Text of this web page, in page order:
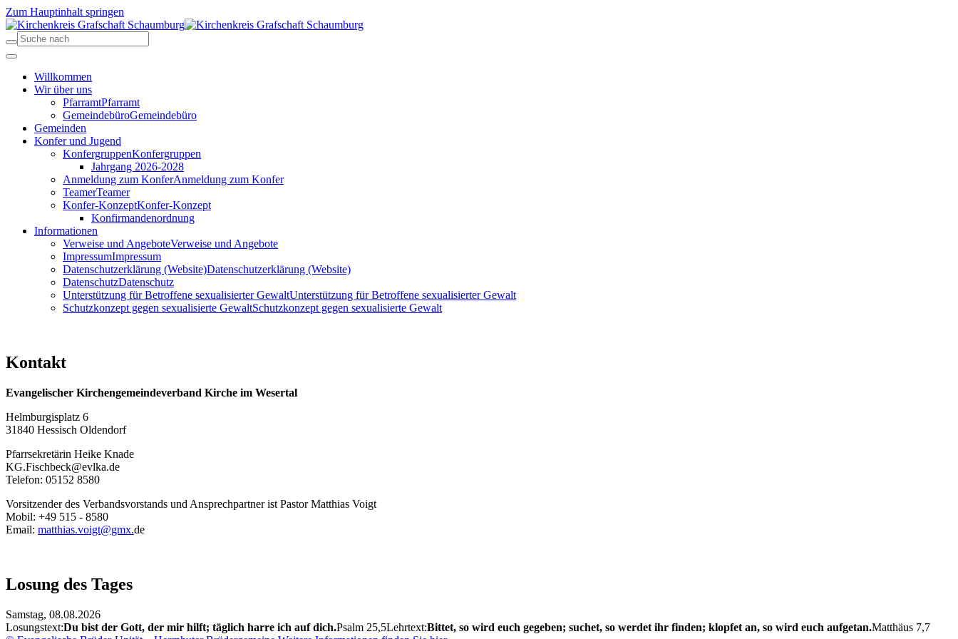
Zum Hauptinhalt springen
Willkommen
Wir über uns
PfarramtPfarramt
GemeindebüroGemeindebüro
Gemeinden
Konfer und Jugend
KonfergruppenKonfergruppen
Jahrgang 2026-2028
Anmeldung zum KonferAnmeldung zum Konfer
TeamerTeamer
Konfer-KonzeptKonfer-Konzept
Konfirmandenordnung
Informationen
Verweise und AngeboteVerweise und Angebote
ImpressumImpressum
Datenschutzerklärung (Website)Datenschutzerklärung (Website)
DatenschutzDatenschutz
Unterstützung für Betroffene sexualisierter GewaltUnterstützung für Betroffene sexualisierter Gewalt
Schutzkonzept gegen sexualisierte GewaltSchutzkonzept gegen sexualisierte Gewalt
Kontakt
Evangelischer Kirchengemeindeverband Kirche im Wesertal
Helmburgisplatz 6
31840 Hessisch Oldendorf
Pfarrsekretärin Heike Knade
KG.Fischbeck@evlka.de
Telefon: 05152 8580
Vorsitzender des Verbandsvorstands und Ansprechpartner ist Pastor Matthias Voigt
Mobil: +49 515 - 8580
Email: matthias.voigt@gmx.de
Losung des Tages
Samstag, 08.08.2026
Losungstext:Du bist der Gott, der mir hilft; täglich harre ich auf dich.Psalm 25,5Lehrtext:Bittet, so wird euch gegeben; suchet, so werdet ihr finden; klopfet an, so wird euch aufgetan.Matthäus 7,7